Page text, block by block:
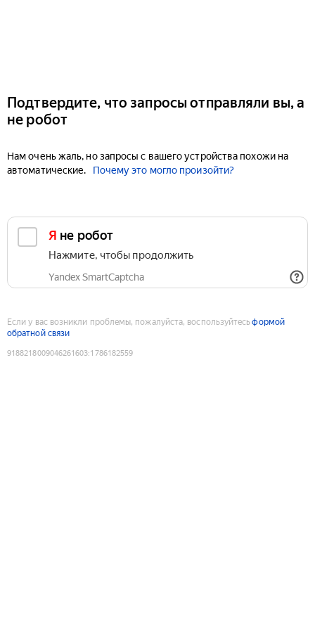
Подтвердите, что запросы отправляли вы, а
не робот
Нам очень жаль, но запросы с вашего устройства похожи на
автоматические.
Почему это могло произойти?
Я не робот
Нажмите, чтобы продолжить
Yandex SmartCaptcha
Если у вас возникли проблемы, пожалуйста, воспользуйтесьформой
обратной связи
9188218009046261603:1786182559